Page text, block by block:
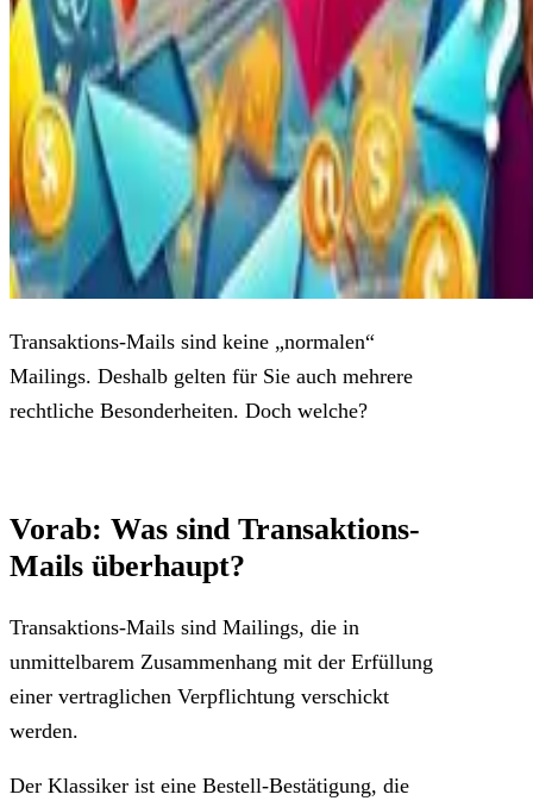
Transaktions-Mails sind keine „normalen“
Mailings. Deshalb gelten für Sie auch mehrere
rechtliche Besonderheiten. Doch welche?
Vorab: Was sind Transaktions-
Mails überhaupt?
Transaktions-Mails sind Mailings, die in
unmittelbarem Zusammenhang mit der Erfüllung
einer vertraglichen Verpflichtung verschickt
werden.
Der Klassiker ist eine Bestell-Bestätigung, die